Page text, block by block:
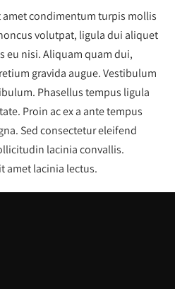
condimentum turpis mollis
volutpat, ligula dui aliquet
eu nisi. Aliquam quam dui,
gravida augue. Vestibulum
Phasellus tempus ligula
Proin ac ex a ante tempus
Sed consectetur eleifend
lacinia convallis.
amet lacinia lectus.